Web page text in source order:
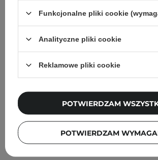
Odżywczy Mleczny Tonik
140,00 zł
DODAJ DO KOSZYKA
Regular
97,00
DODAJ
Funkcjonalne pliki cookie
Analityczne pliki cookie
Reklamowe pliki cookie
POTWIERDZAM
POTWIERDZAM